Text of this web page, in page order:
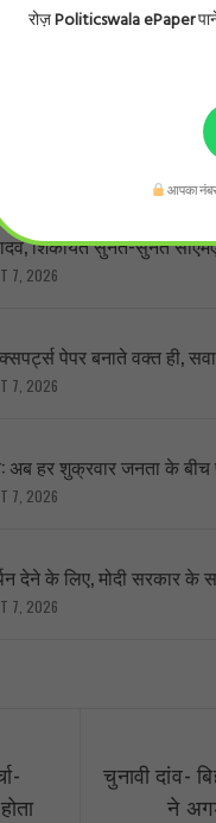
चर्चा में क्यों?
7, 2026
शिकायतें सुनते-सुनते
7, 2026
पेपर बनाते वक्त ही,
7, 2026
अब हर शुक्रवार जनता के बीच
7, 2026
देने के लिए, मोदी सरकार के
7, 2026
चुनावी दांव-
ने
रोज़Politicswala ePaper
आपका